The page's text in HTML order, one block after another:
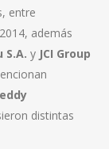
entre
además
S.A. y JCI Group
distintas